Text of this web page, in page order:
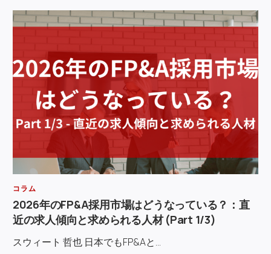
コラム
2026年のFP&A採用市場はどうなっている？：直
近の求人傾向と求められる人材 (Part 1/3)
スウィート 哲也 日本でもFP&Aと…